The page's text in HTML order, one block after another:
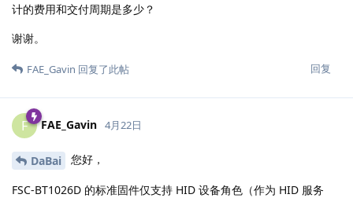
计的费用和交付周期是多少？
谢谢。
回复
FAE_Gavin 回复了此帖
F FAE_Gavin 4月22日
DaBai 您好，
FSC-BT1026D 的标准固件仅支持 HID 设备角色（作为 HID 服务